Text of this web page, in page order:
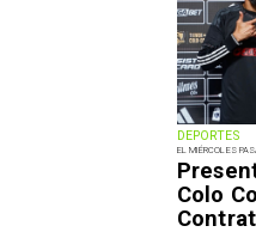
DEPORTES
EL MIÉRCOLES
Colo